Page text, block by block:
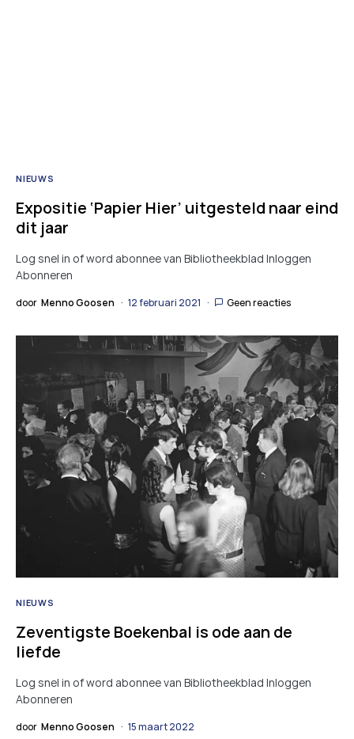
NIEUWS
Expositie ‘Papier Hier’ uitgesteld naar eind
dit jaar
Log snel in of word abonnee van Bibliotheekblad Inloggen
Abonneren
door Menno Goosen 12 februari 2021 Geen reacties
NIEUWS
Zeventigste Boekenbal is ode aan de
liefde
Log snel in of word abonnee van Bibliotheekblad Inloggen
Abonneren
door Menno Goosen 15 maart 2022